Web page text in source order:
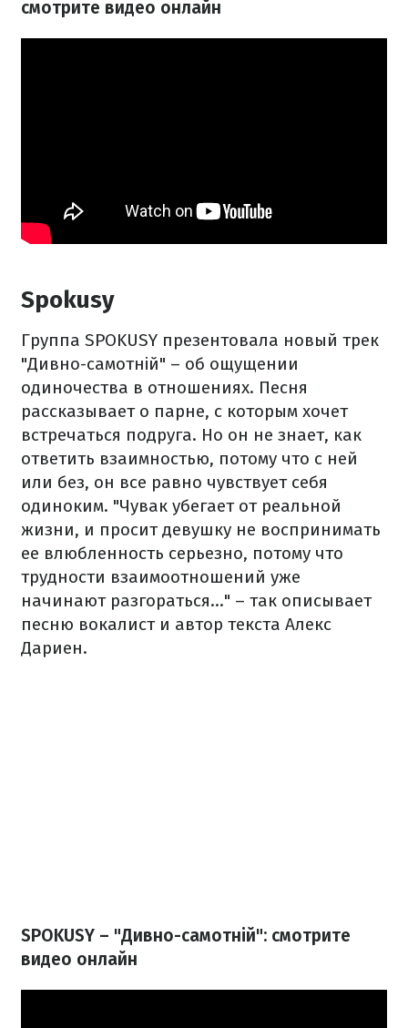
смотрите видео онлайн
Spokusy
Группа SPOKUSY презентовала новый трек
"Дивно-самотній" – об ощущении
одиночества в отношениях. Песня
рассказывает о парне, с которым хочет
встречаться подруга. Но он не знает, как
ответить взаимностью, потому что с ней
или без, он все равно чувствует себя
одиноким. "Чувак убегает от реальной
жизни, и просит девушку не воспринимать
ее влюбленность серьезно, потому что
трудности взаимоотношений уже
начинают разгораться…" – так описывает
песню вокалист и автор текста Алекс
Дариен.
SPOKUSY – "Дивно-самотній": смотрите
видео онлайн